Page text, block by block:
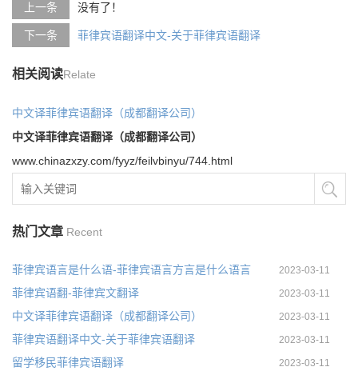
上一条 没有了！
下一条 菲律宾语翻译中文-关于菲律宾语翻译
相关阅读Relate
中文译菲律宾语翻译（成都翻译公司）
中文译菲律宾语翻译（成都翻译公司）
www.chinazxzy.com/fyyz/feilvbinyu/744.html
热门文章 Recent
菲律宾语言是什么语-菲律宾语言方言是什么语言 2023-03-11
菲律宾语翻-菲律宾文翻译 2023-03-11
中文译菲律宾语翻译（成都翻译公司） 2023-03-11
菲律宾语翻译中文-关于菲律宾语翻译 2023-03-11
留学移民菲律宾语翻译 2023-03-11